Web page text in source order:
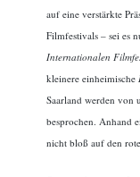
auf eine verstärkte
Filmfestivals – sei es
Internationalen
kleinere einheimische
Saarland werden von
besprochen. Anhand
nicht bloß auf den